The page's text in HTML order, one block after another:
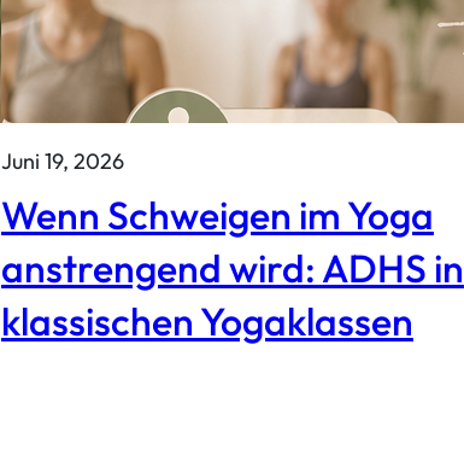
Juni 19, 2026
Wenn Schweigen im Yoga
anstrengend wird: ADHS in
klassischen Yogaklassen